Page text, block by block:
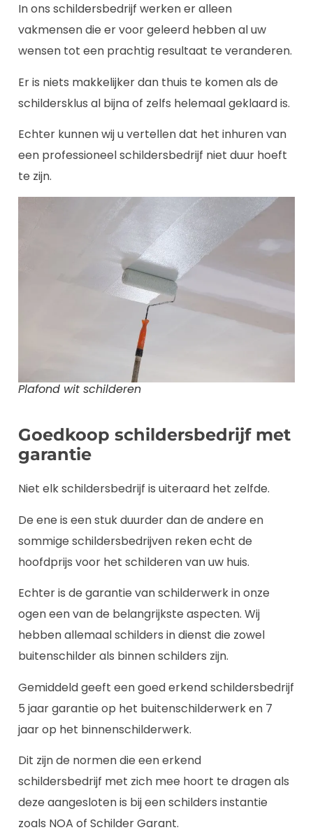
In ons schildersbedrijf werken er alleen
vakmensen die er voor geleerd hebben al uw
wensen tot een prachtig resultaat te veranderen.
Er is niets makkelijker dan thuis te komen als de
schildersklus al bijna of zelfs helemaal geklaard is.
Echter kunnen wij u vertellen dat het inhuren van
een professioneel schildersbedrijf niet duur hoeft
te zijn.
Plafond wit schilderen
Goedkoop schildersbedrijf met
garantie
Niet elk schildersbedrijf is uiteraard het zelfde.
De ene is een stuk duurder dan de andere en
sommige schildersbedrijven reken echt de
hoofdprijs voor het schilderen van uw huis.
Echter is de garantie van schilderwerk in onze
ogen een van de belangrijkste aspecten. Wij
hebben allemaal schilders in dienst die zowel
buitenschilder als binnen schilders zijn.
Gemiddeld geeft een goed erkend schildersbedrijf
5 jaar garantie op het buitenschilderwerk en 7
jaar op het binnenschilderwerk.
Dit zijn de normen die een erkend
schildersbedrijf met zich mee hoort te dragen als
deze aangesloten is bij een schilders instantie
zoals NOA of Schilder Garant.